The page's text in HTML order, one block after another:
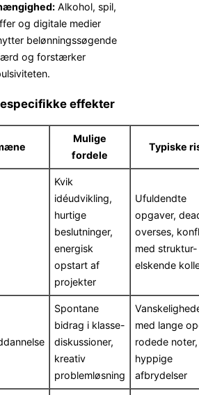
Alkohol, spil,
og digitale medier
belønningssøgende
og forstærker
effekter
Mulige
fordele
Typiske
Kvik
idéudvikling,
hurtige
beslutninger,
energisk
opstart af
projekter
Ufuldendte
opgaver,
overses,
med struktur-
elskende
Spontane
bidrag i klasse-
diskussioner,
kreativ
problemløsning
med lange
rodede noter,
hyppige
afbrydelser